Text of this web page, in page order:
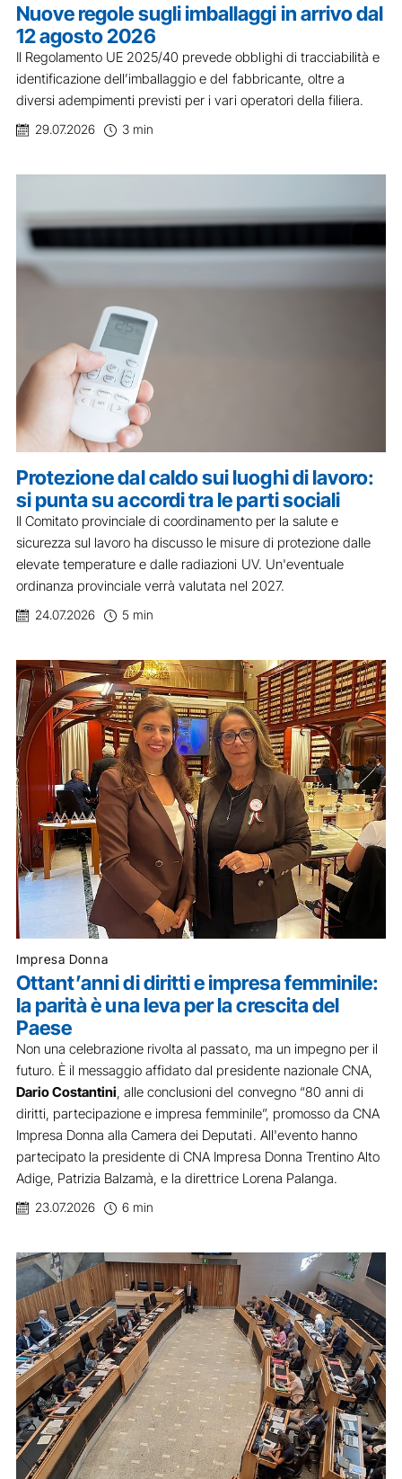
Nuove regole sugli imballaggi in arrivo dal
12 agosto 2026
Il Regolamento UE 2025/40 prevede obblighi di tracciabilità e
identificazione dell’imballaggio e del fabbricante, oltre a
diversi adempimenti previsti per i vari operatori della filiera.
29.07.2026 3 min
Protezione dal caldo sui luoghi di lavoro:
si punta su accordi tra le parti sociali
Il Comitato provinciale di coordinamento per la salute e
sicurezza sul lavoro ha discusso le misure di protezione dalle
elevate temperature e dalle radiazioni UV. Un'eventuale
ordinanza provinciale verrà valutata nel 2027.
24.07.2026 5 min
Impresa Donna
Ottant’anni di diritti e impresa femminile:
la parità è una leva per la crescita del
Paese
Non una celebrazione rivolta al passato, ma un impegno per il
futuro. È il messaggio affidato dal presidente nazionale CNA,
Dario Costantini , alle conclusioni del convegno “80 anni di
diritti, partecipazione e impresa femminile”, promosso da CNA
Impresa Donna alla Camera dei Deputati. All'evento hanno
partecipato la presidente di CNA Impresa Donna Trentino Alto
Adige, Patrizia Balzamà, e la direttrice Lorena Palanga.
23.07.2026 6 min